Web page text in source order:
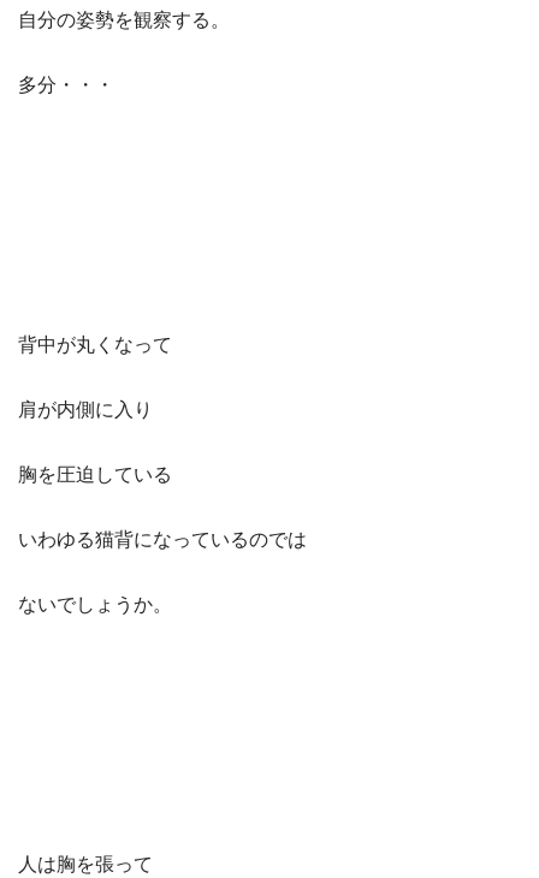
自分の姿勢を観察する。
多分・・・
背中が丸くなって
肩が内側に入り
胸を圧迫している
いわゆる猫背になっているのでは
ないでしょうか。
人は胸を張って